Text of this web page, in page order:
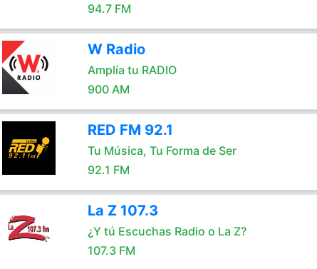
94.7 FM
W Radio
Amplía tu RADIO
900 AM
RED FM 92.1
Tu Música, Tu Forma de Ser
92.1 FM
La Z 107.3
¿Y tú Escuchas Radio o La Z?
107.3 FM